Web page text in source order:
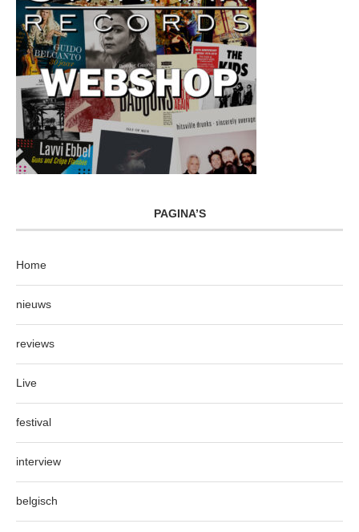
PAGINA’S
Home
nieuws
reviews
Live
festival
interview
belgisch